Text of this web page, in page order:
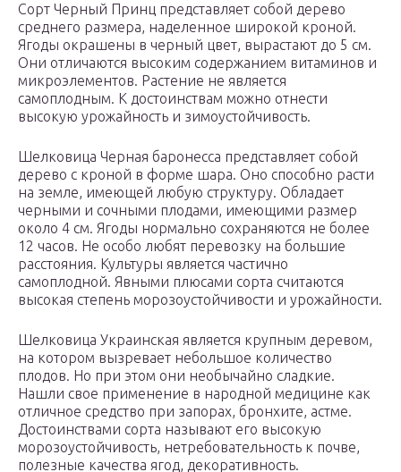
Сорт Черный Принц представляет собой дерево
среднего размера, наделенное широкой кроной.
Ягоды окрашены в черный цвет, вырастают до 5 см.
Они отличаются высоким содержанием витаминов и
микроэлементов. Растение не является
самоплодным. К достоинствам можно отнести
высокую урожайность и зимоустойчивость.
Шелковица Черная баронесса представляет собой
дерево с кроной в форме шара. Оно способно расти
на земле, имеющей любую структуру. Обладает
черными и сочными плодами, имеющими размер
около 4 см. Ягоды нормально сохраняются не более
12 часов. Не особо любят перевозку на большие
расстояния. Культуры является частично
самоплодной. Явными плюсами сорта считаются
высокая степень морозоустойчивости и урожайности.
Шелковица Украинская является крупным деревом,
на котором вызревает небольшое количество
плодов. Но при этом они необычайно сладкие.
Нашли свое применение в народной медицине как
отличное средство при запорах, бронхите, астме.
Достоинствами сорта называют его высокую
морозоустойчивость, нетребовательность к почве,
полезные качества ягод, декоративность.